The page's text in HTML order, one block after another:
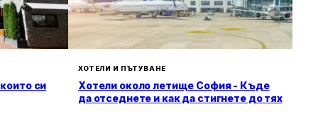
си
ХОТЕЛИ И ПЪТУВАНЕ
Хотели около летище София - Къде
да отседнете и как да стигнете до тях